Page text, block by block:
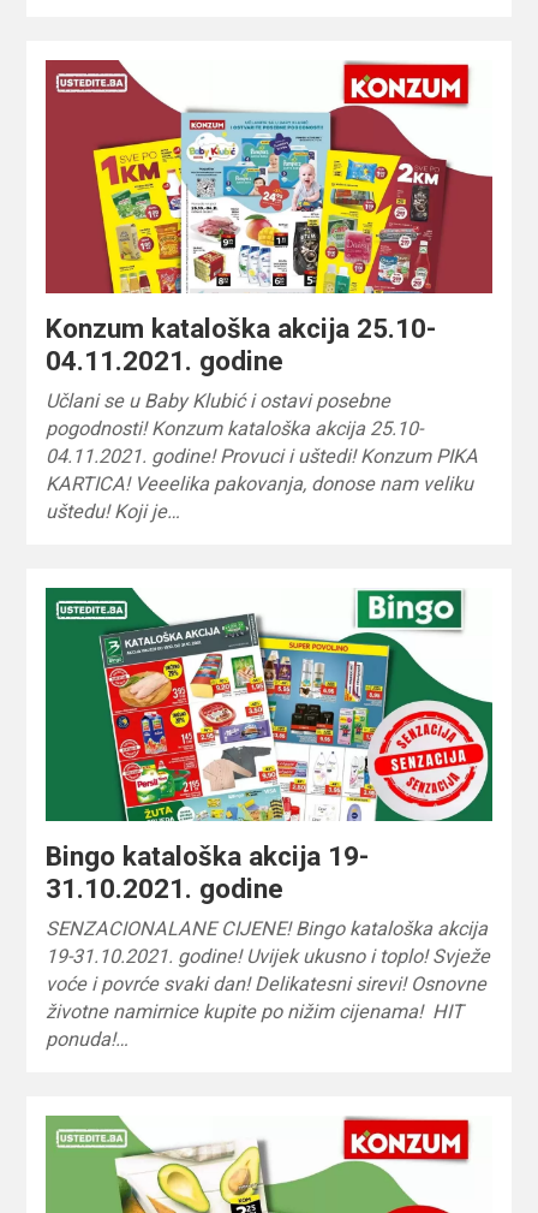
Konzum kataloška akcija 25.10-
04.11.2021. godine
Učlani se u Baby Klubić i ostavi posebne
pogodnosti! Konzum kataloška akcija 25.10-
04.11.2021. godine! Provuci i uštedi! Konzum PIKA
KARTICA! Veeelika pakovanja, donose nam veliku
uštedu! Koji je…
Bingo kataloška akcija 19-
31.10.2021. godine
SENZACIONALANE CIJENE! Bingo kataloška akcija
19-31.10.2021. godine! Uvijek ukusno i toplo! Svježe
voće i povrće svaki dan! Delikatesni sirevi! Osnovne
životne namirnice kupite po nižim cijenama! HIT
ponuda!…